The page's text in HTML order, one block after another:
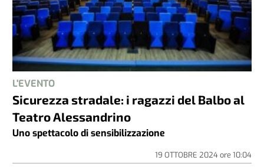
L'EVENTO
Sicurezza stradale: i ragazzi del Balbo al
Teatro Alessandrino
Uno spettacolo di sensibilizzazione
19 OTTOBRE 2024ore 10:04